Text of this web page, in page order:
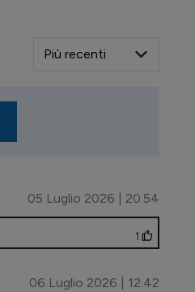
05 Luglio 2026 | 20.54
1
06 Luglio 2026 | 12.42